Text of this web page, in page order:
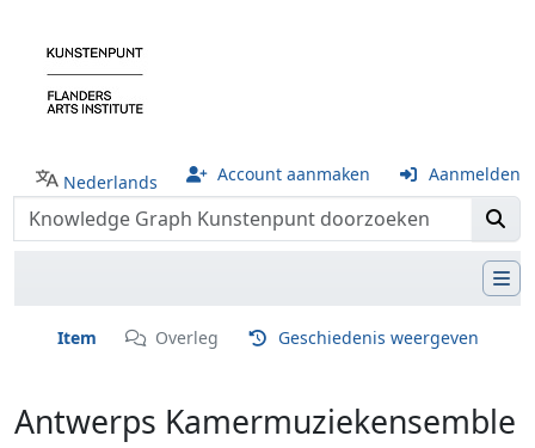
Nederlands Account aanmaken Aanmelden
Item Overleg Geschiedenis weergeven
Antwerps Kamermuziekensemble